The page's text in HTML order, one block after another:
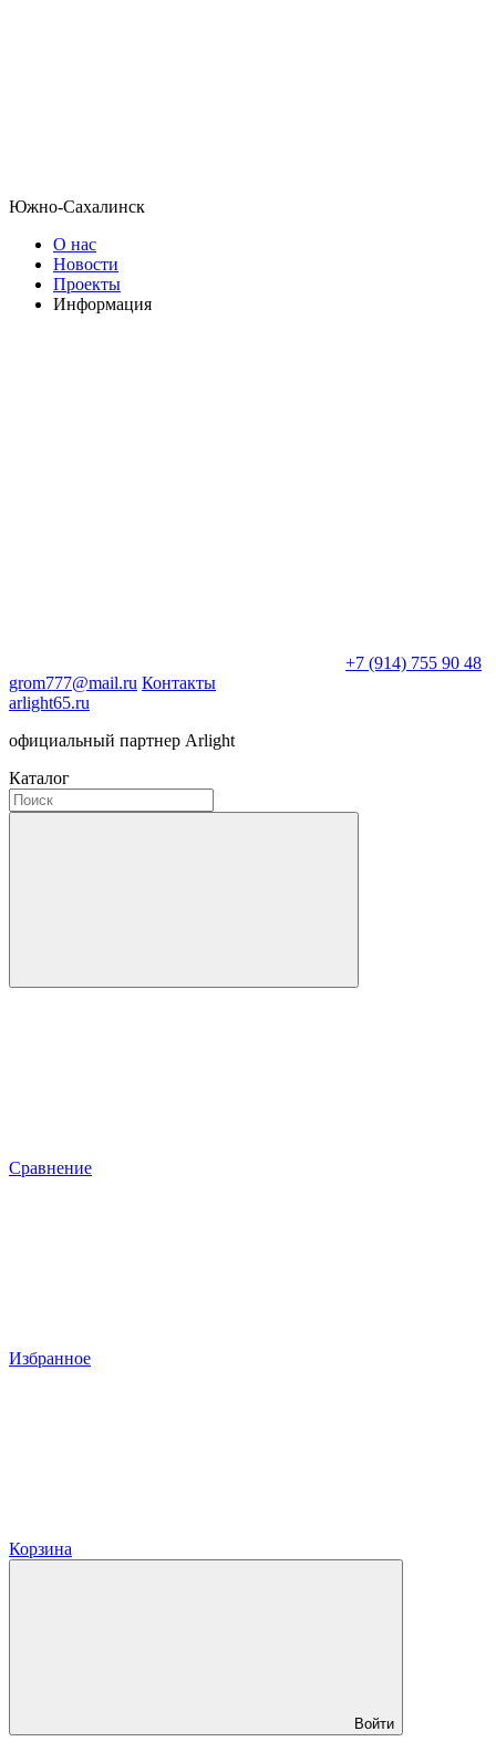
Южно-Сахалинск
О нас
Новости
Проекты
Информация
+7 (914) 755 90 48
grom777@mail.ru Контакты
arlight65.ru
официальный партнер Arlight
Каталог
Сравнение
Избранное
Корзина
Войти